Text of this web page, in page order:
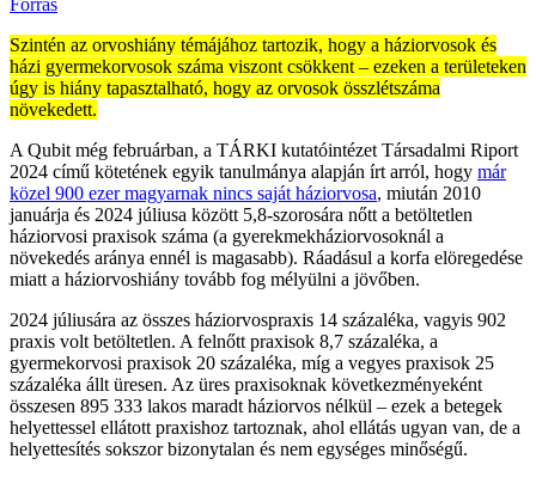
Szintén az orvoshiány témájához tartozik, hogy a háziorvosok és
házi gyermekorvosok száma viszont csökkent – ezeken a területeken
úgy is hiány tapasztalható, hogy az orvosok összlétszáma
növekedett.
A Qubit még februárban, a TÁRKI kutatóintézet Társadalmi Riport
2024 című kötetének egyik tanulmánya alapján írt arról, hogy már
közel 900 ezer magyarnak nincs saját háziorvosa, miután 2010
januárja és 2024 júliusa között 5,8-szorosára nőtt a betöltetlen
háziorvosi praxisok száma (a gyerekmekháziorvosoknál a
növekedés aránya ennél is magasabb). Ráadásul a korfa elöregedése
miatt a háziorvoshiány tovább fog mélyülni a jövőben.
2024 júliusára az összes háziorvospraxis 14 százaléka, vagyis 902
praxis volt betöltetlen. A felnőtt praxisok 8,7 százaléka, a
gyermekorvosi praxisok 20 százaléka, míg a vegyes praxisok 25
százaléka állt üresen. Az üres praxisoknak következményeként
összesen 895 333 lakos maradt háziorvos nélkül – ezek a betegek
helyettessel ellátott praxishoz tartoznak, ahol ellátás ugyan van, de a
helyettesítés sokszor bizonytalan és nem egységes minőségű.